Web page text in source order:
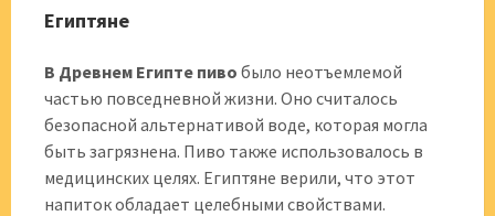
Египтяне
В Древнем Египте пиво было неотъемлемой
частью повседневной жизни. Оно считалось
безопасной альтернативой воде, которая могла
быть загрязнена. Пиво также использовалось в
медицинских целях. Египтяне верили, что этот
напиток обладает целебными свойствами.